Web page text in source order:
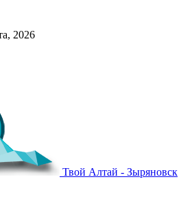
2026
Твой Алтай - Зыряновск